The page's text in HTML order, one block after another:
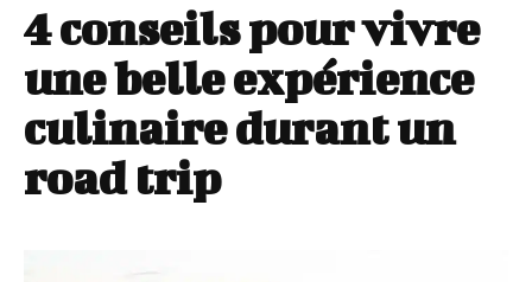
4 conseils pour vivre
une belle expérience
culinaire durant un
road trip